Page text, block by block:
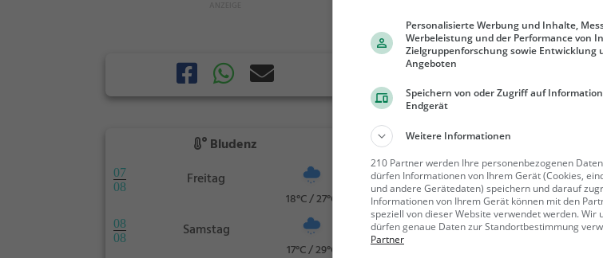
Bludenz
07
08
Freitag
18°C / 27°C
08
08
Samstag
17°C / 29°C
300 m
1000 ft
Gaststätten in der Nähe
U1
Restaurant in Bludenz
Bludenz, Ö
Personalisierte Werbung und Inhalte,
Werbeleistung und der Performance von
Zielgruppenforschung sowie Entwicklung
Angeboten
Speichern von oder Zugriff auf
Endgerät
Weitere Informationen
210 Partner werden Ihre personenbezogenen
dürfen Informationen von Ihrem Gerät (Cookies,
und andere Gerätedaten) speichern und darauf
Informationen von Ihrem Gerät können mit den
speziell von dieser Website verwendet werden. Wir
dürfen genaue Daten zur Standortbestimmung
Partner